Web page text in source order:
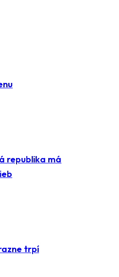
republika má
trpí